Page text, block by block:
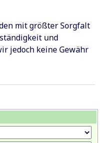
mit größter Sorgfalt
und
jedoch keine Gewähr